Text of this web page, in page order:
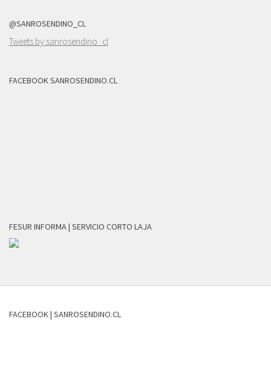
@SANROSENDINO_CL
Tweets by sanrosendino_cl
FACEBOOK SANROSENDINO.CL
FESUR INFORMA | SERVICIO CORTO LAJA
FACEBOOK | SANROSENDINO.CL